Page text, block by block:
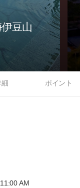
豆山
細 ポイント
AM